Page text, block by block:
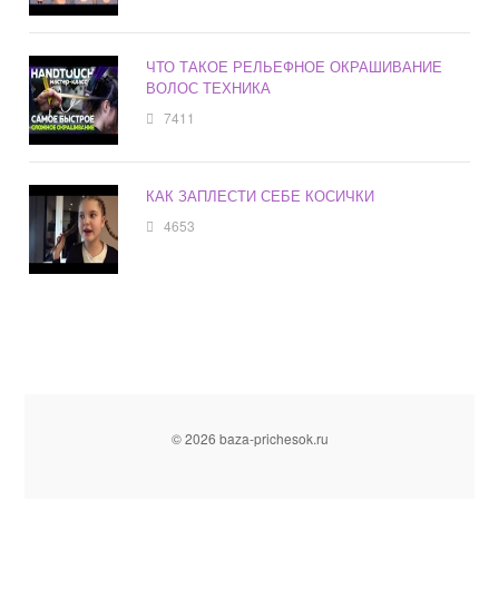
ЧТО ТАКОЕ РЕЛЬЕФНОЕ ОКРАШИВАНИЕ
ВОЛОС ТЕХНИКА
7411
КАК ЗАПЛЕСТИ СЕБЕ КОСИЧКИ
4653
© 2026 baza-prichesok.ru